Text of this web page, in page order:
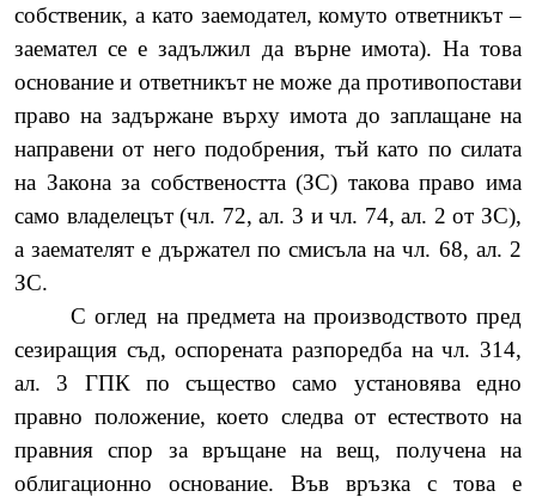
собственик, а като заемодател, комуто ответникът –
заемател се е задължил да върне имота). На това
основание и ответникът не може да противопостави
право на задържане върху имота до заплащане на
направени от него подобрения, тъй като по силата
на Закона за собствеността (ЗС) такова право има
само владелецът (чл. 72, ал. 3 и чл. 74, ал. 2 от ЗС),
а заемателят е държател по смисъла на чл. 68, ал. 2
ЗС.
С оглед на предмета на производството пред
сезиращия съд, оспорената разпоредба на чл. 314,
ал. 3 ГПК по същество само установява едно
правно положение, което следва от естеството на
правния спор за връщане на вещ, получена на
облигационно основание. Във връзка с това е